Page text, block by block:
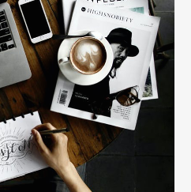
sitesinin mobil ve tablet
içindeki resim, yazı gibi
göre yeniden
ile oluşmaktadır.
ve mobil versiyon olar...